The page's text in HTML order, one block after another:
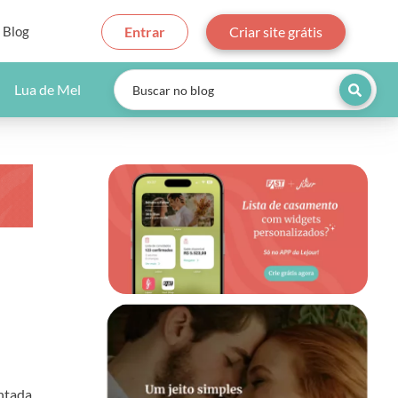
Blog Entrar Criar site grátis
Lua de Mel